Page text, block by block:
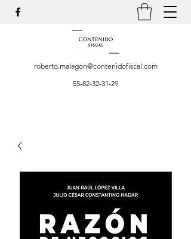
roberto.malagon@contenidofiscal.com
55-82-32-31-29